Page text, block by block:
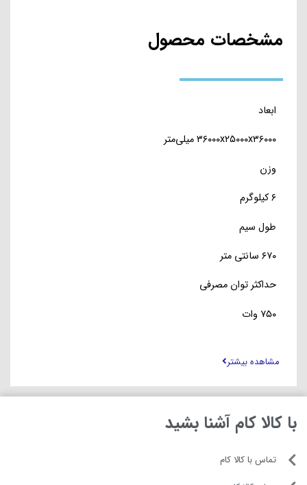
مشخصات محصول
ابعاد
۳۶۰۰۰x۲۵۰۰۰x۳۶۰۰۰ میلی‌متر
وزن
۶ کیلوگرم
طول سیم
۶۷۰ سانتی متر
حداکثر توان مصرفی
۷۵۰ وات
سایر توضیحات
و محلول تمیز کننده را برای از بین بردن کثیفی و لکه ها
مشاهده بیشتر
با کالا کام آشنا بشید
تماس با کالا کام